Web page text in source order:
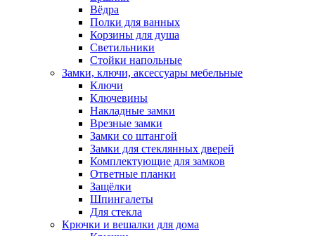
Вёдра
Полки для ванных
Корзины для душа
Светильники
Стойки напольные
Замки, ключи, аксессуары мебельные
Ключи
Ключевины
Накладные замки
Врезные замки
Замки со штангой
Замки для стеклянных дверей
Комплектующие для замков
Ответные планки
Защёлки
Шпингалеты
Для стекла
Крючки и вешалки для дома